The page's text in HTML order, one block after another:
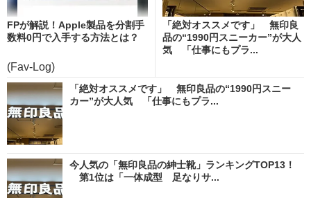
FPが解説！Apple製品を分割手
数料0円で入手する方法とは？
(Fav-Log)
「絶対オススメです」 無印良
品の“1990円スニーカー”が大人
気 「仕事にもプラ...
「絶対オススメです」 無印良品の“1990円スニー
カー”が大人気 「仕事にもプラ...
今人気の「無印良品の紳士靴」ランキングTOP13！
第1位は「一体成型 足なりサ...